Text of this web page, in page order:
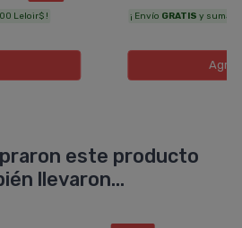
Leloir$ ! ¡ Envío GRATIS y sumás
este producto
llevaron...